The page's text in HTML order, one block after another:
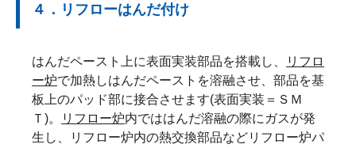
４．リフローはんだ付け
はんだペースト上に表面実装部品を搭載し、
リフロ
ー炉で加熱しはんだペーストを溶融させ、部品を基
板上のパッド部に接合させます(表面実装＝ＳＭ
Ｔ)。
リフロー炉内でははんだ溶融の際にガスが発
生し、リフロー炉内の熱交換部品などリフロー炉パ